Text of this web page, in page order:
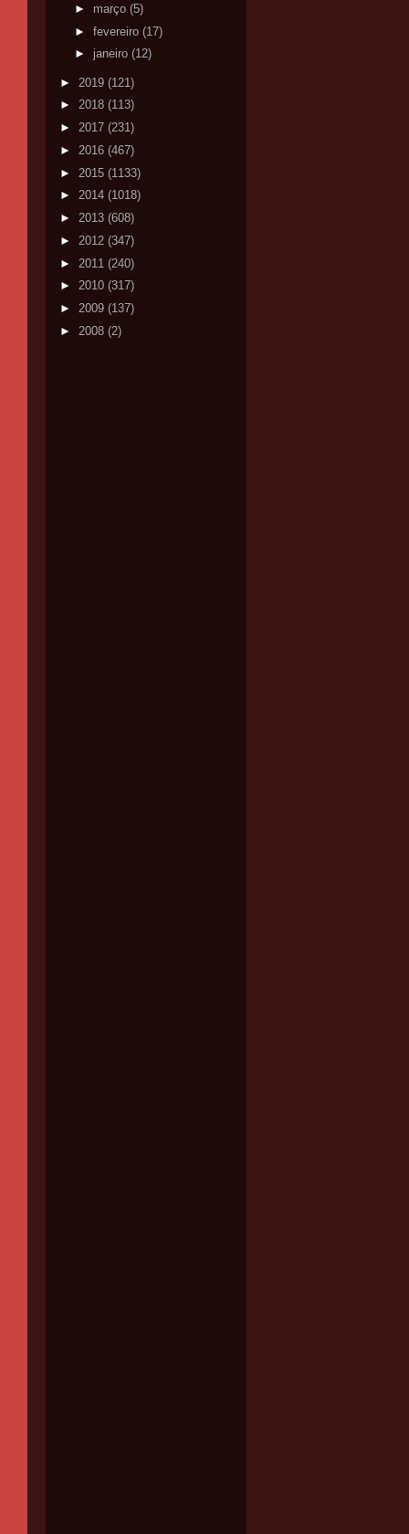
► março (5)
► fevereiro (17)
► janeiro (12)
► 2019 (121)
► 2018 (113)
► 2017 (231)
► 2016 (467)
► 2015 (1133)
► 2014 (1018)
► 2013 (608)
► 2012 (347)
► 2011 (240)
► 2010 (317)
► 2009 (137)
► 2008 (2)